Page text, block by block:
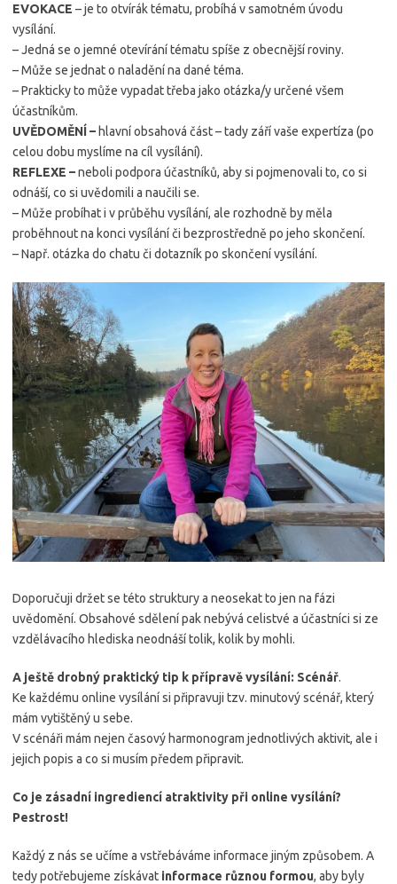
EVOKACE – je to otvírák tématu, probíhá v samotném úvodu
vysílání.
– Jedná se o jemné otevírání tématu spíše z obecnější roviny.
– Může se jednat o naladění na dané téma.
– Prakticky to může vypadat třeba jako otázka/y určené všem
účastníkům.
UVĚDOMĚNÍ –hlavní obsahová část – tady září vaše expertíza (po
celou dobu myslíme na cíl vysílání).
REFLEXE –neboli podpora účastníků, aby si pojmenovali to, co si
odnáší, co si uvědomili a naučili se.
– Může probíhat i v průběhu vysílání, ale rozhodně by měla
proběhnout na konci vysílání či bezprostředně po jeho skončení.
– Např. otázka do chatu či dotazník po skončení vysílání.
Doporučuji držet se této struktury a neosekat to jen na fázi
uvědomění. Obsahové sdělení pak nebývá celistvé a účastníci si ze
vzdělávacího hlediska neodnáší tolik, kolik by mohli.
A ještě drobný praktický tip k přípravě vysílání: Scénář.
Ke každému online vysílání si připravuji tzv. minutový scénář, který
mám vytištěný u sebe.
V scénáři mám nejen časový harmonogram jednotlivých aktivit, ale i
jejich popis a co si musím předem připravit.
Co je zásadní ingrediencí atraktivity při online vysílání?
Pestrost!
Každý z nás se učíme a vstřebáváme informace jiným způsobem. A
tedy potřebujeme získávat informace různou formou, aby byly